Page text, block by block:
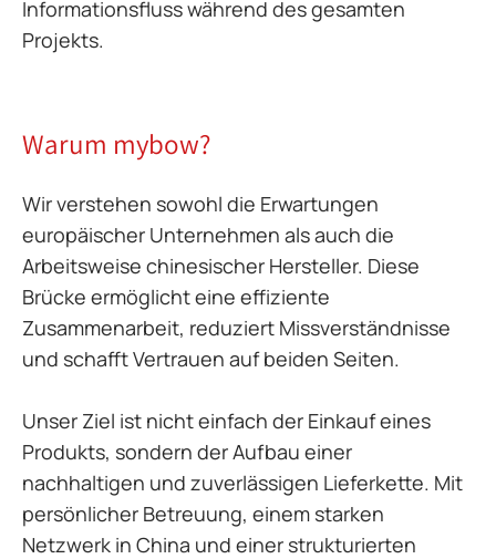
Informationsfluss während des gesamten
Projekts.
Warum mybow?
Wir verstehen sowohl die Erwartungen
europäischer Unternehmen als auch die
Arbeitsweise chinesischer Hersteller. Diese
Brücke ermöglicht eine effiziente
Zusammenarbeit, reduziert Missverständnisse
und schafft Vertrauen auf beiden Seiten.
Unser Ziel ist nicht einfach der Einkauf eines
Produkts, sondern der Aufbau einer
nachhaltigen und zuverlässigen Lieferkette. Mit
persönlicher Betreuung, einem starken
Netzwerk in China und einer strukturierten